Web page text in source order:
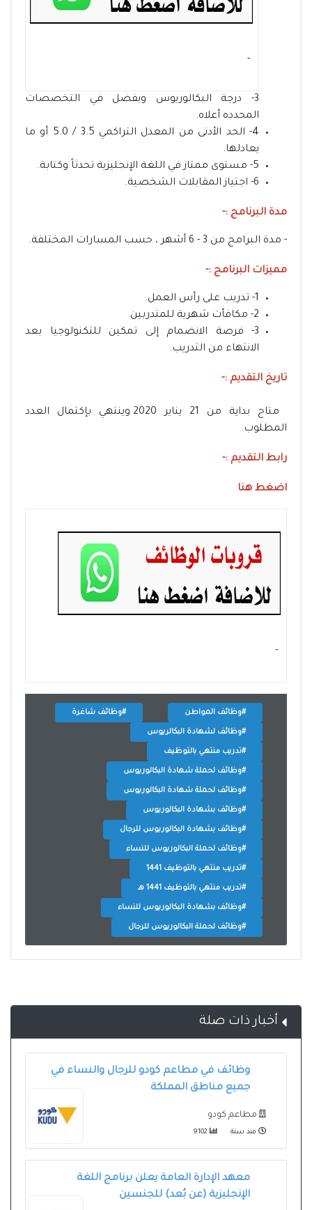
- ‏
3- درجة البكالوريوس ويفضل في التخصصات
المحدده أعلاه.
4- الحد الأدنى من المعدل التراكمي 3.5 / 5.0 أو ما
يعادلها.
5- مستوى ممتاز في اللغة الإنجليزية تحدثاً وكتابة.
6- اجتياز المقابلات الشخصية.
مدة البرنامج :-
- مدة البرامج من 3 - 6 أشهر ، حسب المسارات المختلفة.
مميزات البرنامج :-
1- تدريب على رأس العمل.
2- مكافأت شهرية للمتدربين.
3- فرصة الانضمام إلى تمكين للتكنولوجيا بعد
الانتهاء من التدريب.
تاريخ التقديم :-
متاح بداية من 21 يناير 2020 وينتهي بإكتمال العدد
المطلوب.
رابط التقديم :-
اضغط هنا
- ‏
#وظائف المواطن #وظائف شاغرة
#وظائف لشهادة البكالريوس
#تدريب منتهي بالتوظيف
#وظائف لحملة شهادة البكالوريوس
#وظائف لحملة شهادة البكالوريوس
#وظائف بشهادة البكالوريوس
#وظائف بشهادة البكالوريوس للرجال
#وظائف لحملة البكالوريوس للنساء
#تدريب منتهي بالتوظيف 1441
#تدريب منتهي بالتوظيف 1441 هـ
#وظائف بشهادة البكالوريوس للنساء
#وظائف لحملة البكالوريوس للرجال
أخبار ذات صلة
وظائف في مطاعم كودو للرجال والنساء في
جميع مناطق المملكة
مطاعم كودو
منذ سنة
معهد الإدارة العامة يعلن برنامج اللغة
الإنجليزية (عن بُعد) للجنسين